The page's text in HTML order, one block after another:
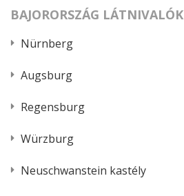
BAJORORSZÁG LÁTNIVALÓK
Nürnberg
Augsburg
Regensburg
Würzburg
Neuschwanstein kastély